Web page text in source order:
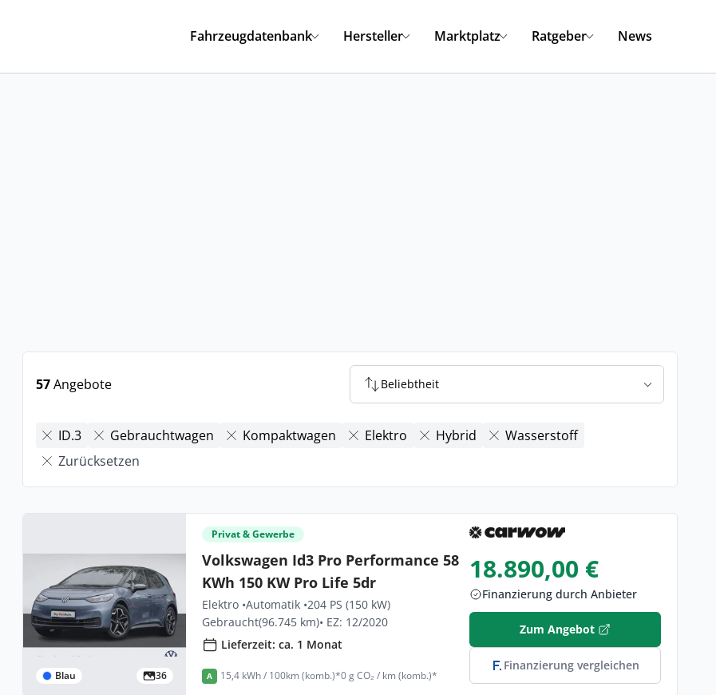
Fahrzeugdatenbank Hersteller Marktplatz Ratgeber News
57Angebote Beliebtheit
ID.3 Gebrauchtwagen Kompaktwagen Elektro Hybrid
Wasserstoff
Zurücksetzen
Blau 36
Privat & Gewerbe
Volkswagen Id3 Pro Performance 58
KWh 150 KW Pro Life 5dr
Elektro •Automatik •204 PS (150 kW)
Gebraucht(96.745 km)• EZ: 12/2020
Lieferzeit: ca. 1 Monat
A 15,4 kWh / 100km (komb.)*0 g CO₂ / km (komb.)*
18.890,00 €
Finanzierung durch Anbieter
Zum Angebot
Finanzierung vergleichen